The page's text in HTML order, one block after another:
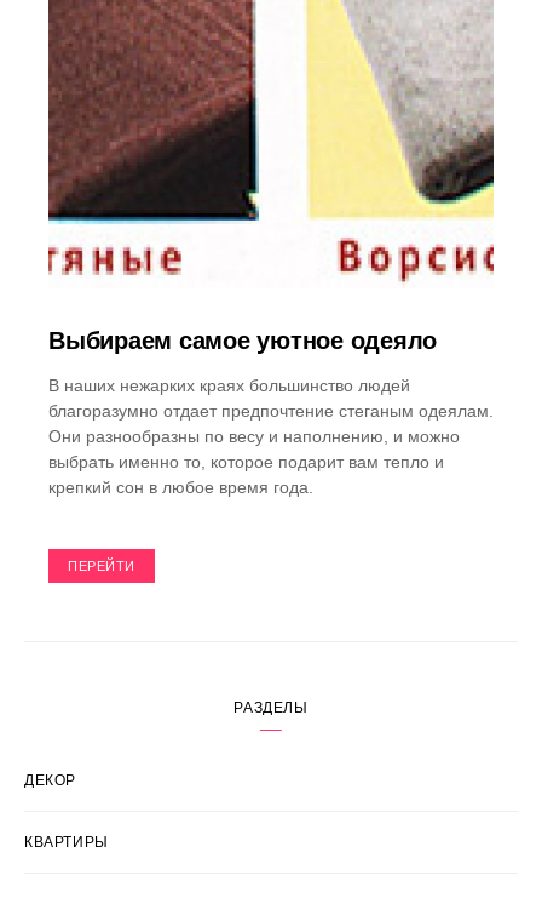
Выбираем самое уютное одеяло
В наших нежарких краях большинство людей
благоразумно отдает предпочтение стеганым одеялам.
Они разнообразны по весу и наполнению, и можно
выбрать именно то, которое подарит вам тепло и
крепкий сон в любое время года.
ПЕРЕЙТИ
РАЗДЕЛЫ
ДЕКОР
КВАРТИРЫ